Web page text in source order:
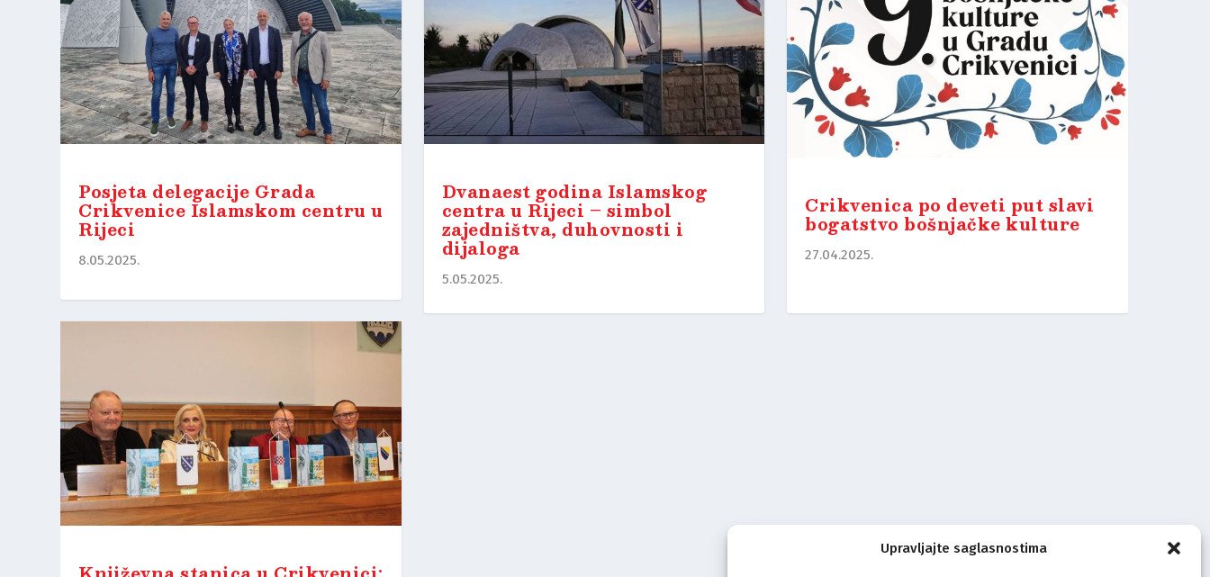
Upravljajte saglasnostima
Posjeta delegacije Grada
Crikvenice Islamskom centru u
Rijeci
8.05.2025.
Dvanaest godina Islamskog
centra u Rijeci – simbol
zajedništva, duhovnosti i
dijaloga
5.05.2025.
Crikvenica po deveti put slavi
bogatstvo bošnjačke kulture
27.04.2025.